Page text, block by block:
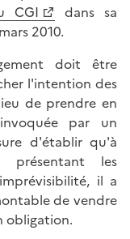
CGI
dans sa
2010.
doit être
l'intention des
de prendre en
par un
d'établir qu'à
présentant les
il a
de vendre
obligation.